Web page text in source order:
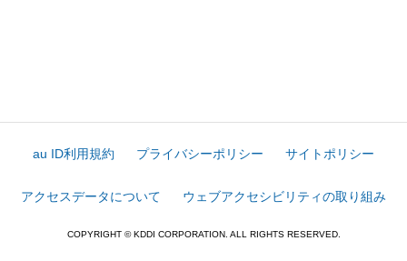
au ID利用規約 プライバシーポリシー サイトポリシー
アクセスデータについて ウェブアクセシビリティの取り組み
COPYRIGHT © KDDI CORPORATION. ALL RIGHTS RESERVED.